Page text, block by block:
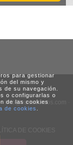
- info@vadecursos.com
DE COOKIES
para gestionar
del mismo y
de su navegación.
o configurarlas o
de las cookies
de cookies